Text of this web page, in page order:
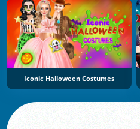
Iconic Halloween Costumes